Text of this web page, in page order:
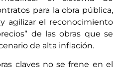
para la obra pública,
agilizar el reconocimiento
de las obras que se
de alta inflación.
claves no se frene en el